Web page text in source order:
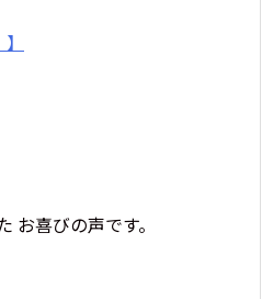
喜びの声です。